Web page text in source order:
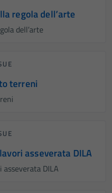
regola dell’arte
dell’arte
terreni
asseverata DILA
DILA